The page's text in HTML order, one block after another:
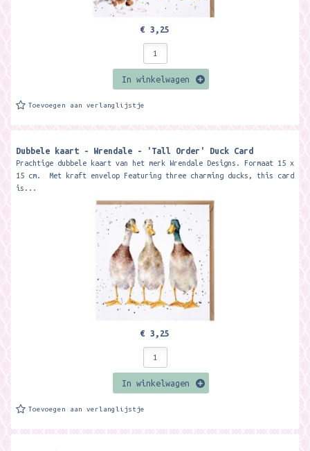
€ 3,25
In winkelwagen
Toevoegen aan verlanglijstje
Dubbele kaart - Wrendale - 'Tall Order' Duck Card
Prachtige dubbele kaart van het merk Wrendale Designs. Formaat 15 x
15 cm. Met kraft envelop Featuring three charming ducks, this card
is...
€ 3,25
In winkelwagen
Toevoegen aan verlanglijstje